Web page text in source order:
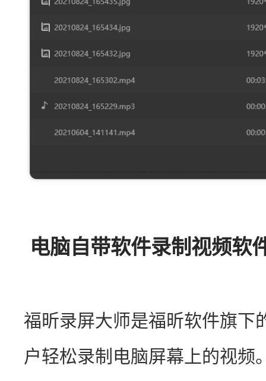
电脑自带软件录制视频软
福昕录屏大师是福昕软件旗下
户轻松录制电脑屏幕上的视频